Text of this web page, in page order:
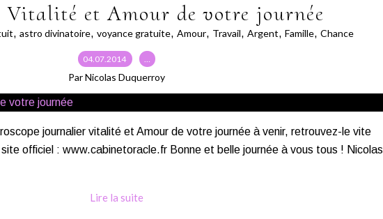
Vitalité et Amour de votre journée
, astro divinatoire, voyance gratuite, Amour, Travail, Argent, Famille, Chance
04.07.2014 …
Par Nicolas Duquerroy
journalier vitalité et Amour de votre journée à venir, retrouvez-le vite
officiel : www.cabinetoracle.fr Bonne et belle journée à vous tous ! Nicolas
Lire la suite